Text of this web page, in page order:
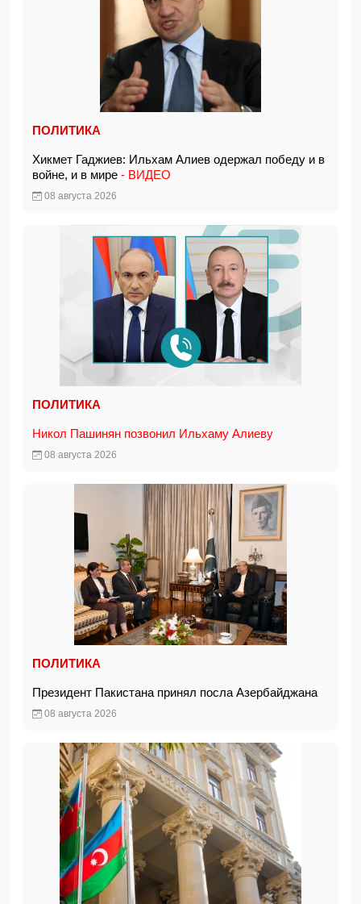
ПОЛИТИКА
Хикмет Гаджиев: Ильхам Алиев одержал победу и в
войне, и в мире - ВИДЕО
08 августа 2026
ПОЛИТИКА
Никол Пашинян позвонил Ильхаму Алиеву
08 августа 2026
ПОЛИТИКА
Президент Пакистана принял посла Азербайджана
08 августа 2026